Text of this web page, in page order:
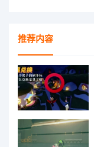
推荐内容